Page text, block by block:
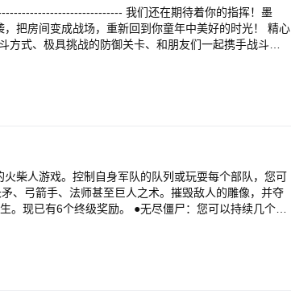
期就可以生产，此兵种比较中庸。 2、xx兵：便宜，
克制xx兵，游戏初期常用兵种。 4、轻骑兵：移动速度
。 ... 攻击性建筑主要有：箭塔、炮
，这里稍作介绍： 1、中国：开局多一个农民。 2、匈
级自己的科技，让发展变快，军事变强，最后一举摧毁
量以少胜多，同时保护好盟友的低血高攻的兵种。 另
克的概念，即某种兵比较克制另一种兵。这里只略举几
xx兵 4、奴隶兵（骑骆驼的兵）克制骑兵 5、高丽马车
种资源：食物和黄
游戏已经在中国运营了
我们还在期待着你的指挥！墨
把房间变成战场，重新回到你童年中美好的时光！ 精心
方式、极具挑战的防御关卡、和朋友们一起携手战斗
小小军团，坦克、火炮、火焰喷射兵、狙击手……让敌人
战争与塔防玩法全面开启，点击即玩材料经验双丰收！
友们，集结军队和盟友一起向你们的敌人发动史诗级的
柴人游戏。控制自身军队的队列或玩耍每个部队，您可
、弓箭手、法师甚至巨人之术。摧毁敌人的雕像，并夺
个难度级别（正常、困难和疯狂）的王冠！3、众多新